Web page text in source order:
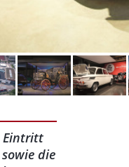
Eintritt
die